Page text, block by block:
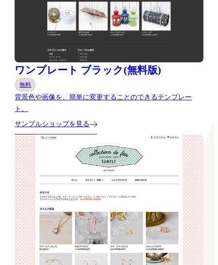
ワンプレート ブラック(無料版)
無料
背景色や画像を、簡単に変更することのできるテンプレー
ト。
サンプルショップを見る